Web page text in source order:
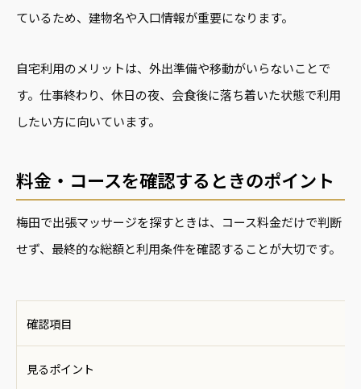
ているため、建物名や入口情報が重要になります。
自宅利用のメリットは、外出準備や移動がいらないことで
す。仕事終わり、休日の夜、会食後に落ち着いた状態で利用
したい方に向いています。
料金・コースを確認するときのポイント
梅田で出張マッサージを探すときは、コース料金だけで判断
せず、最終的な総額と利用条件を確認することが大切です。
確認項目
見るポイント